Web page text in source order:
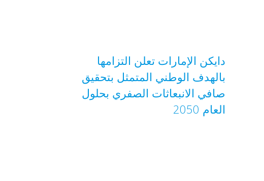
دايكن الإمارات تعلن التزامها
بالهدف الوطني المتمثل بتحقيق
صافي الانبعاثات الصفري بحلول
العام 2050